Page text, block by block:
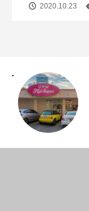
2020.10.23